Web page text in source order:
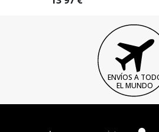
ENVÍOS A
EL MUNDO